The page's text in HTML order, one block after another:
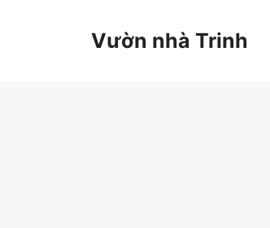
Vườn nhà Trinh